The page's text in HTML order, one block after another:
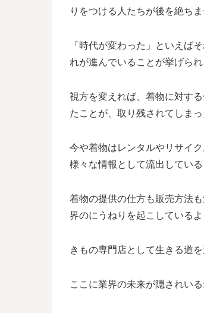
りをつける人たちが後を絶ちま
「時代が変わった」といえば
れが進んでいることが挙げら
視方を変えれば、着物に対す
たことが、取り残されてしま
今や着物はレンタルやリサイ
様々な情報として流出している
着物の提供の仕方も販売方法
界のにうねりを起こしているよ
きもの専門店として生きる道
ここに業界の未来が隠されいる